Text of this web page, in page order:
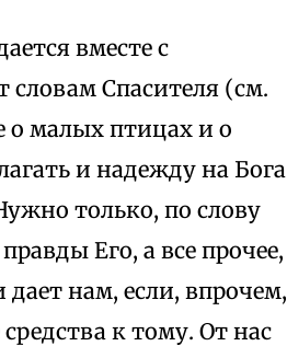
вместе с
Спасителя (см.
о малых птицах и о
и надежду на Бога
только, по слову
Его, а все прочее,
нам, если, впрочем,
к тому. От нас